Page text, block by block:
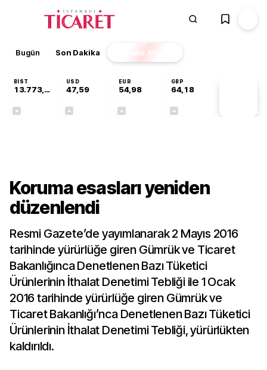
Bugün Son Dakika Finans EKSTRA
BIST
13.773,24
USD
47,59
EUR
54,98
GBP
64,18
Koruma esasları yeniden
düzenlendi
Resmi Gazete’de yayımlanarak 2 Mayıs 2016
tarihinde yürürlüğe giren Gümrük ve Ticaret
Bakanlığınca Denetlenen Bazı Tüketici
Ürünlerinin İthalat Denetimi Tebliği ile 1 Ocak
2016 tarihinde yürürlüğe giren Gümrük ve
Ticaret Bakanlığı’nca Denetlenen Bazı Tüketici
Ürünlerinin İthalat Denetimi Tebliği, yürürlükten
kaldırıldı.